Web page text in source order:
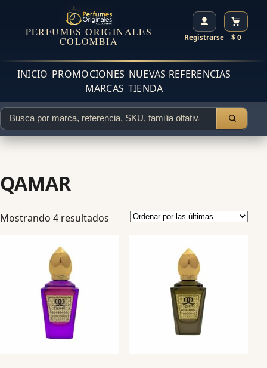
PERFUMES ORIGINALES
COLOMBIA Registrarse $ 0
INICIO PROMOCIONES NUEVAS REFERENCIAS
MARCAS TIENDA
QAMAR
Mostrando 4 resultados